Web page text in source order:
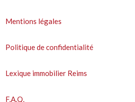
Mentions légales
Politique de confidentialité
Lexique immobilier Reims
F.A.Q.